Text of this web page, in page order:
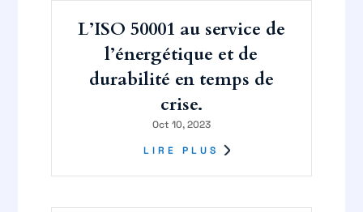
L’ISO 50001 au service de
l’énergétique et de
durabilité en temps de
crise.
Oct 10, 2023
LIRE PLUS